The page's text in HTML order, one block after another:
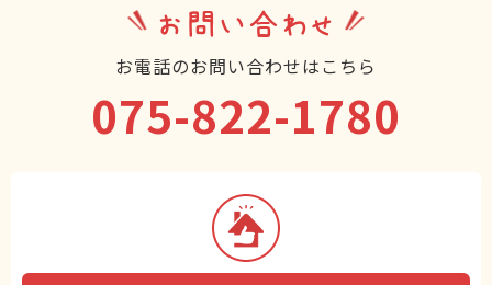
お問い合わせ
お電話のお問い合わせはこちら
075-822-1780